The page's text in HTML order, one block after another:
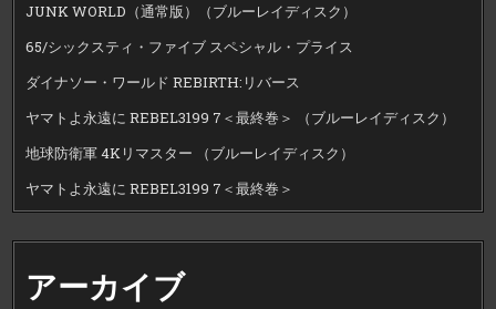
JUNK WORLD（通常版）（ブルーレイディスク）
65/シックスティ・ファイブ スペシャル・プライス
ダイナソー・ワールド REBIRTH:リバース
ヤマトよ永遠に REBEL3199 7＜最終巻＞ （ブルーレイディスク）
地球防衛軍 4Kリマスター （ブルーレイディスク）
ヤマトよ永遠に REBEL3199 7＜最終巻＞
アーカイブ